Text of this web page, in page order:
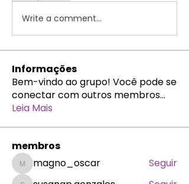
Write a comment...
Informações
Bem-vindo ao grupo! Você pode se
conectar com outros membros...
Leia Mais
membros
magno_oscar
magno_oscar
Seguir